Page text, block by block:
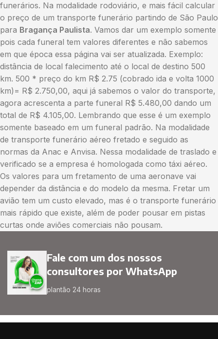
funerários. Na modalidade rodoviário, e mais fácil calcular
o preço de um transporte funerário partindo de São Paulo
para Bragança Paulista. Vamos dar um exemplo somente
pois cada funeral tem valores diferentes e não sabemos
em que época essa página vai ser atualizada. Exemplo:
distância de local falecimento até o local de destino 500
km. 500 * preço do km R$ 2.75 (cobrado ida e volta 1000
km)= R$ 2.750,00, aqui já sabemos o valor do transporte,
agora acrescenta a parte funeral R$ 5.480,00 dando um
total de R$ 4.105,00. Lembrando que esse é um exemplo
somente baseado em um funeral padrão. Na modalidade
de transporte funerário aéreo fretado e seguido as
normas da Anac e Anvisa. Nessa modalidade de traslado e
verificado se a empresa é homologada como táxi aéreo.
Os valores para um fretamento de uma aeronave vai
depender da distância e do modelo da mesma. Fretar um
avião tem um custo elevado, mas é o transporte funerário
mais rápido que existe, além de poder pousar em pistas
curtas onde aviões comerciais não pousam.
Fale com um dos nossos
consultores por WhatsApp
plantão 24 horas